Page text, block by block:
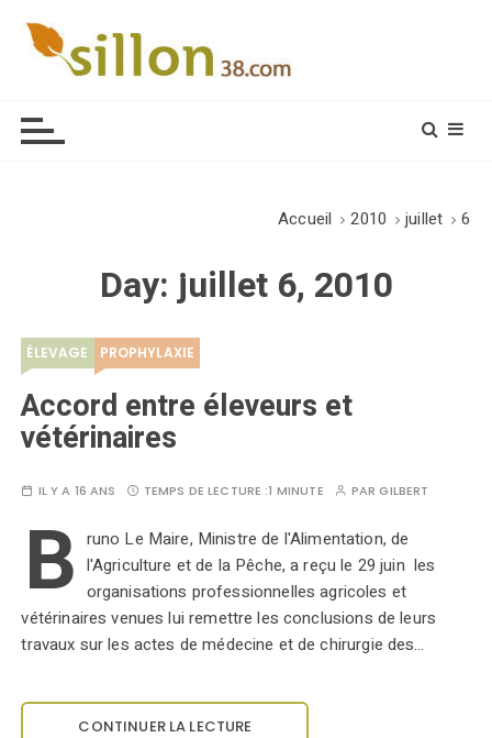
Accueil 2010 juillet 6
Day:juillet 6, 2010
ÉLEVAGE PROPHYLAXIE
Accord entre éleveurs et
vétérinaires
IL Y A 16 ANS TEMPS DE LECTURE :1 MINUTE PARGILBERT
B runo Le Maire, Ministre de l'Alimentation, de
l'Agriculture et de la Pêche, a reçu le 29 juin les
organisations professionnelles agricoles et
vétérinaires venues lui remettre les conclusions de leurs
travaux sur les actes de médecine et de chirurgie des…
CONTINUER LA LECTURE